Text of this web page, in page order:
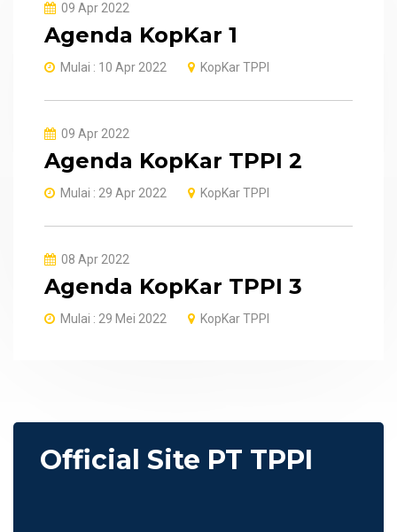
09 Apr 2022
Agenda KopKar 1
Mulai : 10 Apr 2022 KopKar TPPI
09 Apr 2022
Agenda KopKar TPPI 2
Mulai : 29 Apr 2022 KopKar TPPI
08 Apr 2022
Agenda KopKar TPPI 3
Mulai : 29 Mei 2022 KopKar TPPI
Official Site PT TPPI